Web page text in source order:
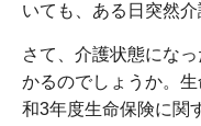
いても、ある日突然
さて、介護状態にな
かるのでしょうか。
和3年度生命保険に関